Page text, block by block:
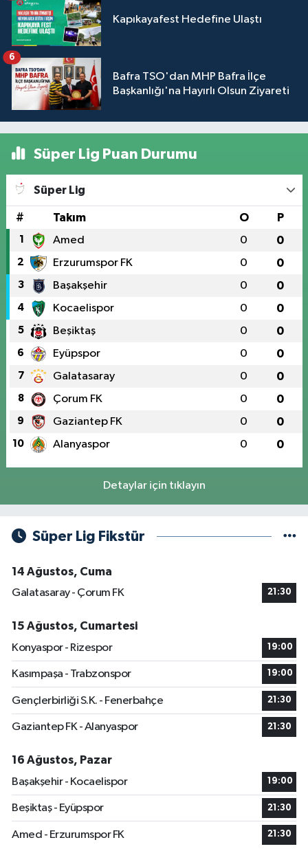
Kapıkayafest Hedefine Ulaştı
Bafra TSO'dan MHP Bafra İlçe
Başkanlığı'na Hayırlı Olsun Ziyareti
6
Süper Lig Puan Durumu
Süper Lig
# Takım O P
1 Amed 0 0
2 Erzurumspor FK 0 0
3 Başakşehir 0 0
4 Kocaelispor 0 0
5 Beşiktaş 0 0
6 Eyüpspor 0 0
7 Galatasaray 0 0
8 Çorum FK 0 0
9 Gaziantep FK 0 0
10 Alanyaspor 0 0
Detaylar için tıklayın
Süper Lig Fikstür
14 Ağustos, Cuma
Galatasaray - Çorum FK
21:30
15 Ağustos, Cumartesi
Konyaspor - Rizespor
19:00
Kasımpaşa - Trabzonspor 19:00
Gençlerbirliği S.K. - Fenerbahçe 21:30
Gaziantep FK - Alanyaspor 21:30
16 Ağustos, Pazar
Başakşehir - Kocaelispor
19:00
Beşiktaş - Eyüpspor 21:30
Amed - Erzurumspor FK 21:30